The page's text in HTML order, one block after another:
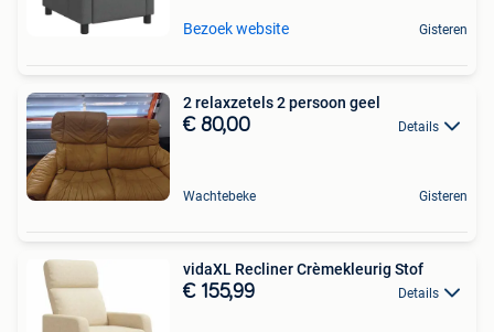
Bezoek website Gisteren
2 relaxzetels 2 persoon geel
€ 80,00 Details
Wachtebeke Gisteren
vidaXL Recliner Crèmekleurig Stof
€ 155,99 Details